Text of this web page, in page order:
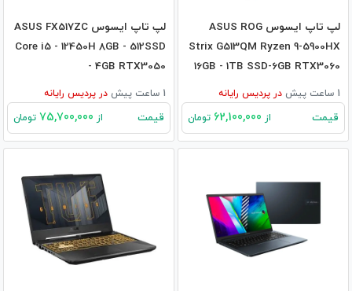
لپ تاپ ایسوس ASUS ROG
Strix G513QM Ryzen 9-5900HX
16GB - 1TB SSD-6GB RTX3060
1 ساعت پیش در پردیس رایانه
قیمت از تومان
لپ تاپ ایسوس ASUS FX517ZC
Core i5 - 12450H 8GB - 512SSD
- 4GB RTX3050
1 ساعت پیش در پردیس رایانه
قیمت از تومان